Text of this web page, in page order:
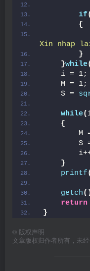
if(
{
Xin nhap
}
}while(
    i = 1;
    M = 1;
    S =
while(
{
M
S
}
printf(
getch
return
}
© 版权声明
文章版权归作者所有，未经